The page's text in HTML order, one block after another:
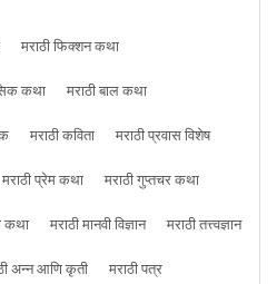
मराठी फिक्शन कथा
कथा
मराठी बाल कथा
मराठी कविता
मराठी प्रवास विशेष
मराठी प्रेम कथा
मराठी गुप्तचर कथा
कथा मराठी मानवी विज्ञान
मराठी तत्त्वज्ञान
अन्न आणि कृती
मराठी पत्र